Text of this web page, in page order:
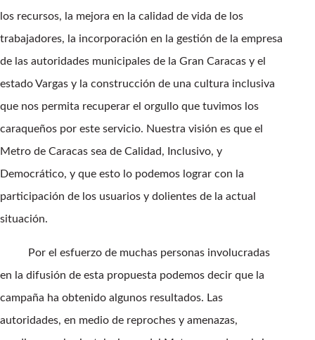
los recursos, la mejora en la calidad de vida de los
trabajadores, la incorporación en la gestión de la empresa
de las autoridades municipales de la Gran Caracas y el
estado Vargas y la construcción de una cultura inclusiva
que nos permita recuperar el orgullo que tuvimos los
caraqueños por este servicio. Nuestra visión es que el
Metro de Caracas sea de Calidad, Inclusivo, y
Democrático, y que esto lo podemos lograr con la
participación de los usuarios y dolientes de la actual
situación.
Por el esfuerzo de muchas personas involucradas
en la difusión de esta propuesta podemos decir que la
campaña ha obtenido algunos resultados. Las
autoridades, en medio de reproches y amenazas,